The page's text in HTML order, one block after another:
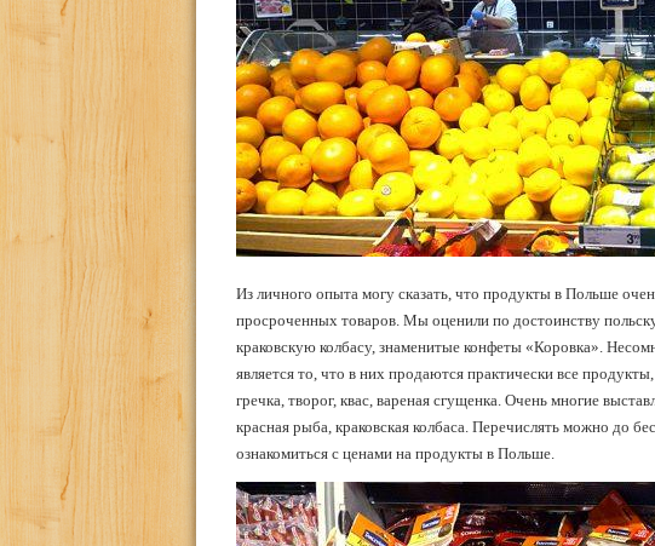
Из личного опыта могу сказать, что продукты в Польше
просроченных товаров. Мы оценили по достоинству
краковскую колбасу, знаменитые конфеты «Коровка».
является то, что в них продаются практически все
гречка, творог, квас, вареная сгущенка. Очень многие
красная рыба, краковская колбаса. Перечислять можно до
ознакомиться с ценами на продукты в Польше.